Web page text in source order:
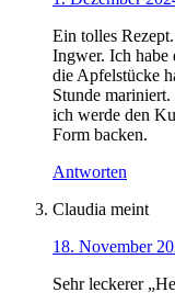
Ein tolles
Ingwer. Ich habe
die Apfelstücke
Stunde
ich werde den
Form backen.
Antworten
Claudia meint
18. November
Sehr leckerer